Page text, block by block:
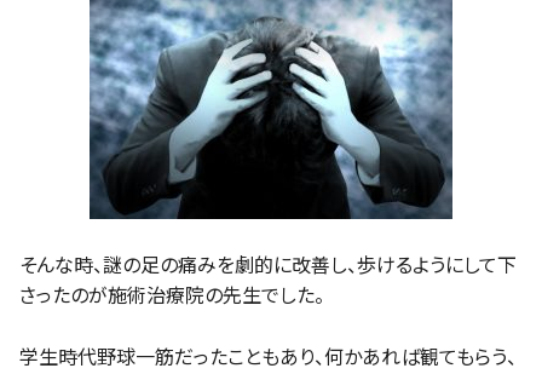
そんな時、謎の足の痛みを劇的に改善し、歩けるようにして下
さったのが施術治療院の先生でした。
学生時代野球一筋だったこともあり、何かあれば観てもらう、